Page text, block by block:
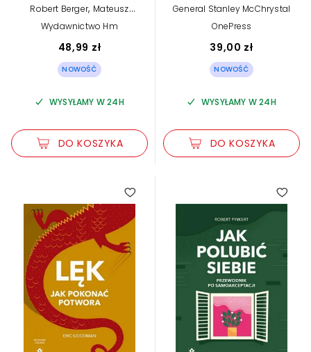
Robert Berger, Mateusz
Karbowy
Filip Kowalcze
Rotyński,Krzysztof Siciarz
Wydawnictwo Hm
48,99 zł
NOWOŚĆ
WYSYŁAMY W 24H
DO KOSZYKA
General Stanley McChrystal
OnePress
39,00 zł
NOWOŚĆ
WYSYŁAMY W 24H
DO KOSZYKA